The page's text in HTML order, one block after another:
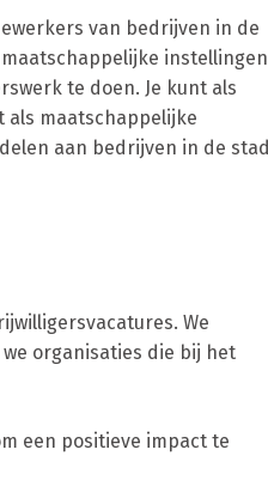
van bedrijven in de
instellingen
te doen. Je kunt als
als maatschappelijke
aan bedrijven in de stad
We
organisaties die bij het
een positieve impact te